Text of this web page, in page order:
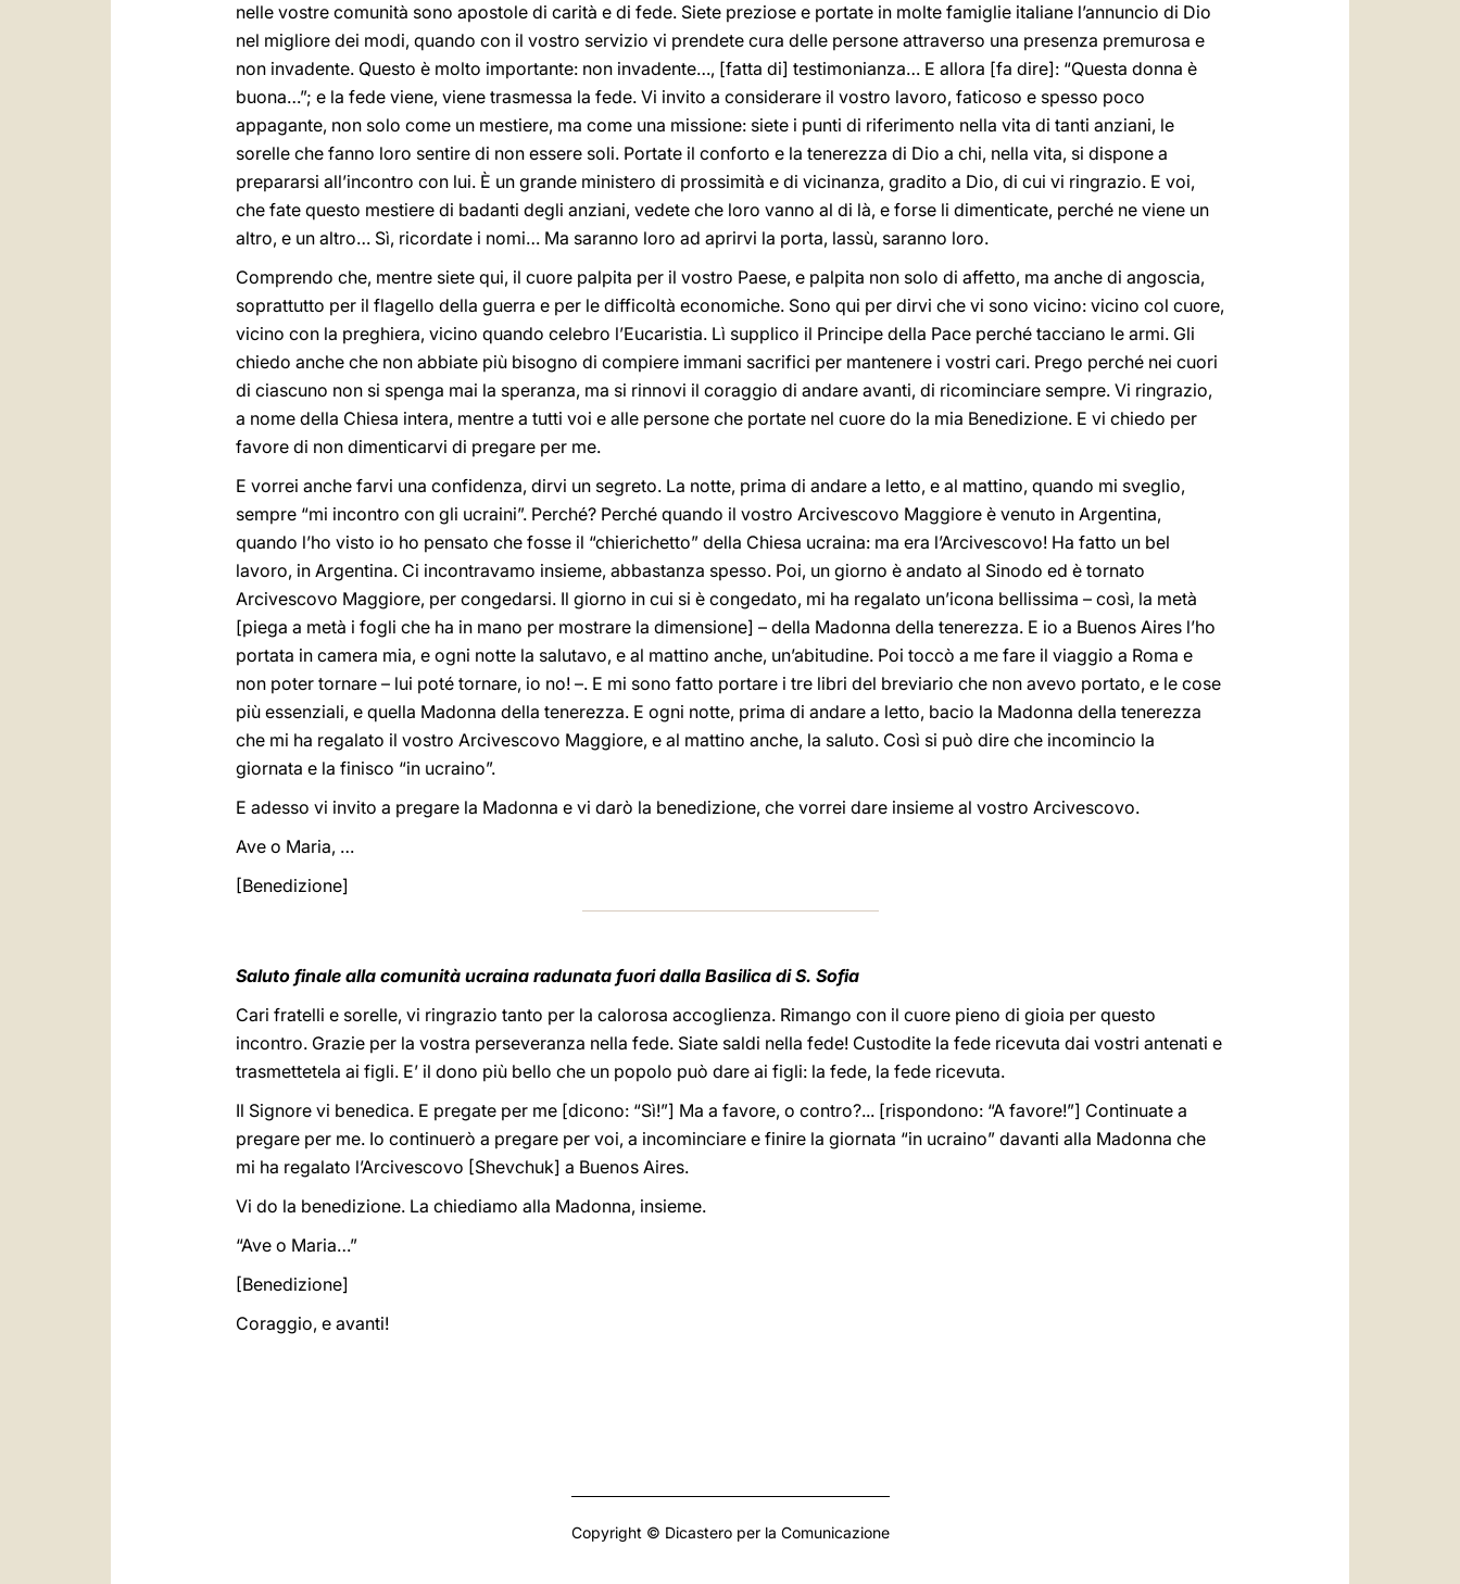
nelle vostre comunità sono apostole di carità e di fede. Siete preziose e portate in molte famiglie italiane l’annuncio di Dio
nel migliore dei modi, quando con il vostro servizio vi prendete cura delle persone attraverso una presenza premurosa e
non invadente. Questo è molto importante: non invadente…, [fatta di] testimonianza… E allora [fa dire]: “Questa donna è
buona…”; e la fede viene, viene trasmessa la fede. Vi invito a considerare il vostro lavoro, faticoso e spesso poco
appagante, non solo come un mestiere, ma come una missione: siete i punti di riferimento nella vita di tanti anziani, le
sorelle che fanno loro sentire di non essere soli. Portate il conforto e la tenerezza di Dio a chi, nella vita, si dispone a
prepararsi all’incontro con lui. È un grande ministero di prossimità e di vicinanza, gradito a Dio, di cui vi ringrazio. E voi,
che fate questo mestiere di badanti degli anziani, vedete che loro vanno al di là, e forse li dimenticate, perché ne viene un
altro, e un altro… Sì, ricordate i nomi… Ma saranno loro ad aprirvi la porta, lassù, saranno loro.
Comprendo che, mentre siete qui, il cuore palpita per il vostro Paese, e palpita non solo di affetto, ma anche di angoscia,
soprattutto per il flagello della guerra e per le difficoltà economiche. Sono qui per dirvi che vi sono vicino: vicino col cuore,
vicino con la preghiera, vicino quando celebro l’Eucaristia. Lì supplico il Principe della Pace perché tacciano le armi. Gli
chiedo anche che non abbiate più bisogno di compiere immani sacrifici per mantenere i vostri cari. Prego perché nei cuori
di ciascuno non si spenga mai la speranza, ma si rinnovi il coraggio di andare avanti, di ricominciare sempre. Vi ringrazio,
a nome della Chiesa intera, mentre a tutti voi e alle persone che portate nel cuore do la mia Benedizione. E vi chiedo per
favore di non dimenticarvi di pregare per me.
E vorrei anche farvi una confidenza, dirvi un segreto. La notte, prima di andare a letto, e al mattino, quando mi sveglio,
sempre “mi incontro con gli ucraini”. Perché? Perché quando il vostro Arcivescovo Maggiore è venuto in Argentina,
quando l’ho visto io ho pensato che fosse il “chierichetto” della Chiesa ucraina: ma era l’Arcivescovo! Ha fatto un bel
lavoro, in Argentina. Ci incontravamo insieme, abbastanza spesso. Poi, un giorno è andato al Sinodo ed è tornato
Arcivescovo Maggiore, per congedarsi. Il giorno in cui si è congedato, mi ha regalato un’icona bellissima – così, la metà
[piega a metà i fogli che ha in mano per mostrare la dimensione] – della Madonna della tenerezza. E io a Buenos Aires l’ho
portata in camera mia, e ogni notte la salutavo, e al mattino anche, un’abitudine. Poi toccò a me fare il viaggio a Roma e
non poter tornare – lui poté tornare, io no! –. E mi sono fatto portare i tre libri del breviario che non avevo portato, e le cose
più essenziali, e quella Madonna della tenerezza. E ogni notte, prima di andare a letto, bacio la Madonna della tenerezza
che mi ha regalato il vostro Arcivescovo Maggiore, e al mattino anche, la saluto. Così si può dire che incomincio la
giornata e la finisco “in ucraino”.
E adesso vi invito a pregare la Madonna e vi darò la benedizione, che vorrei dare insieme al vostro Arcivescovo.
Ave o Maria, …
[Benedizione]
Saluto finale alla comunità ucraina radunata fuori dalla Basilica di S. Sofia
Cari fratelli e sorelle, vi ringrazio tanto per la calorosa accoglienza. Rimango con il cuore pieno di gioia per questo
incontro. Grazie per la vostra perseveranza nella fede. Siate saldi nella fede! Custodite la fede ricevuta dai vostri antenati e
trasmettetela ai figli. E’ il dono più bello che un popolo può dare ai figli: la fede, la fede ricevuta.
Il Signore vi benedica. E pregate per me [dicono: “Sì!”] Ma a favore, o contro?... [rispondono: “A favore!”] Continuate a
pregare per me. Io continuerò a pregare per voi, a incominciare e finire la giornata “in ucraino” davanti alla Madonna che
mi ha regalato l’Arcivescovo [Shevchuk] a Buenos Aires.
Vi do la benedizione. La chiediamo alla Madonna, insieme.
“Ave o Maria…”
[Benedizione]
Coraggio, e avanti!
Copyright © Dicastero per la Comunicazione